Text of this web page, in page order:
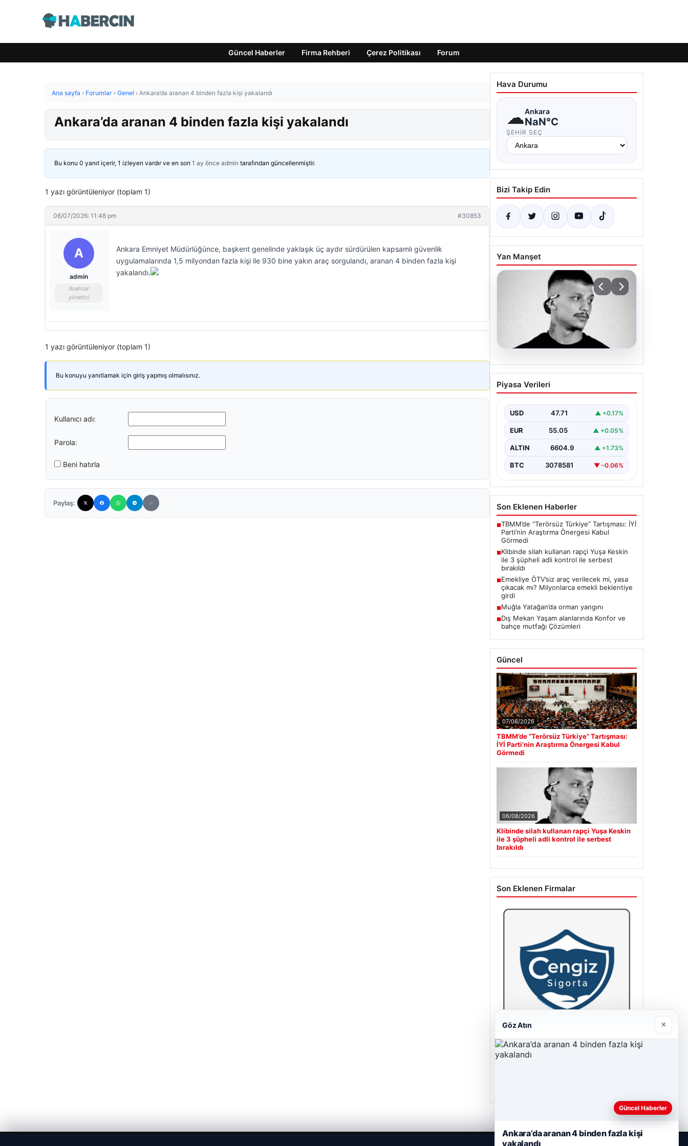
Güncel Haberler Firma Rehberi Çerez Politikası Forum
Ana sayfa › Forumlar › Genel › Ankara’da aranan 4 binden fazla kişi yakalandı
Ankara’da aranan 4 binden fazla kişi yakalandı
Bu konu 0 yanıt içerir, 1 izleyen vardır ve en son 1 ay önce admin tarafından güncellenmiştir.
1 yazı görüntüleniyor (toplam 1)
06/07/2026: 11:48 pm #30853
A
admin
Anahtar
yönetici
Ankara Emniyet Müdürlüğünce, başkent genelinde yaklaşık üç aydır sürdürülen kapsamlı güvenlik
uygulamalarında 1,5 milyondan fazla kişi ile 930 bine yakın araç sorgulandı, aranan 4 binden fazla kişi
yakalandı.
1 yazı görüntüleniyor (toplam 1)
Bu konuyu yanıtlamak için giriş yapmış olmalısınız.
Kullanıcı adı:
Parola:
Beni hatırla
Paylaş:
Hava Durumu
☁Ankara
NaN°C
ŞEHIR SEÇ
Bizi Takip Edin
Yan Manşet
06.08.2026
Klibinde silah kullanan
rapçi Yuşa Keskin ile 3
serbest bırakıldı
Piyasa Verileri
USD 47.71 ▲ +0.17%
EUR 55.05 ▲ +0.05%
ALTIN 6604.9 ▲ +1.73%
BTC 3078581 ▼ -0.06%
Son Eklenen Haberler
■TBMM’de “Terörsüz Türkiye” Tartışması: İYİ
Parti’nin Araştırma Önergesi Kabul
Görmedi
■Klibinde silah kullanan rapçi Yuşa Keskin
ile 3 şüpheli adli kontrol ile serbest
bırakıldı
■Emekliye ÖTV’siz araç verilecek mi, yasa
çıkacak mı? Milyonlarca emekli beklentiye
girdi
■Muğla Yatağan’da orman yangını
■Dış Mekan Yaşam alanlarında Konfor ve
bahçe mutfağı Çözümleri
Güncel
07/08/2026
TBMM’de “Terörsüz Türkiye” Tartışması:
İYİ Parti’nin Araştırma Önergesi Kabul
Görmedi
06/08/2026
Klibinde silah kullanan rapçi Yuşa Keskin
ile 3 şüpheli adli kontrol ile serbest
bırakıldı
Son Eklenen Firmalar
Cengiz Sigorta
Göz Atın ×
Güncel Haberler
Ankara’da aranan 4 binden fazla kişi
yakalandı